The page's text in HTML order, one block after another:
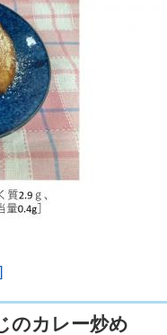
のカレー炒め